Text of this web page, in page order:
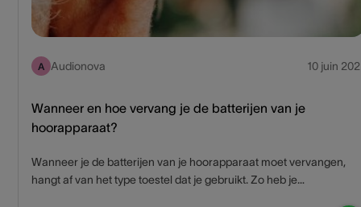
A Audionova 10 juin
Wanneer en hoe vervang je de batterijen van je
hoorapparaat?
Wanneer je de batterijen van je hoorapparaat moet vervangen,
hangt af van het type toestel dat je gebruikt. Zo heb je